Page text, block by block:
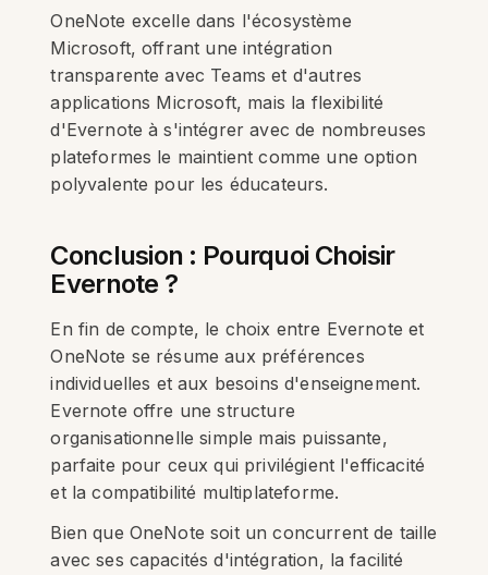
OneNote excelle dans l'écosystème
Microsoft, offrant une intégration
transparente avec Teams et d'autres
applications Microsoft, mais la flexibilité
d'Evernote à s'intégrer avec de nombreuses
plateformes le maintient comme une option
polyvalente pour les éducateurs.
Conclusion : Pourquoi Choisir
Evernote ?
En fin de compte, le choix entre Evernote et
OneNote se résume aux préférences
individuelles et aux besoins d'enseignement.
Evernote offre une structure
organisationnelle simple mais puissante,
parfaite pour ceux qui privilégient l'efficacité
et la compatibilité multiplateforme.
Bien que OneNote soit un concurrent de taille
avec ses capacités d'intégration, la facilité